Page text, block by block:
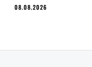
08.08.2026